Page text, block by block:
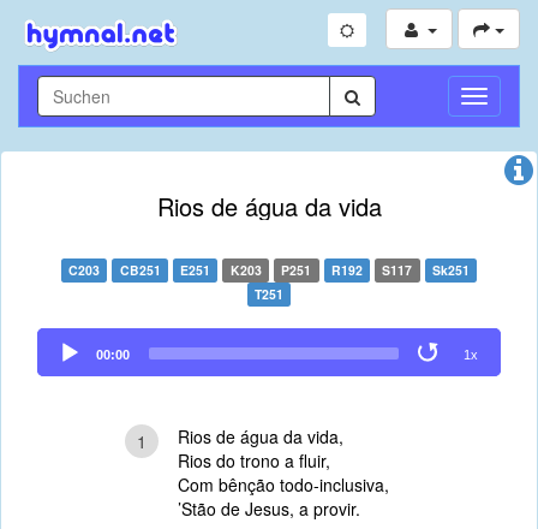
Rios de água da vida
C203 CB251 E251 K203 P251 R192 S117
Sk251
T251
Audio
Player
00:00 1x
1
Rios de água da vida,
Rios do trono a fluir,
Com bênção todo-inclusiva,
’Stão de Jesus, a provir.